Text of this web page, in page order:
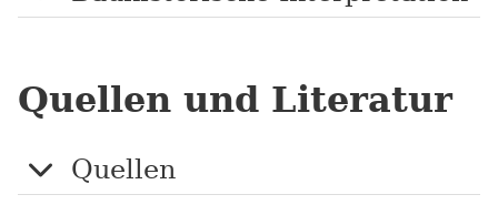
Quellen und Literatur
Quellen